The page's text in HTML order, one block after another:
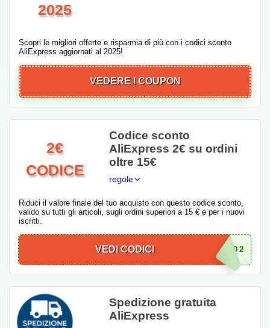
2025
Scopri le migliori offerte e risparmia di più con i codici sconto
AliExpress aggiornati al 2025!
VEDERE I COUPON
2€
CODICE
Codice sconto
AliExpress 2€ su ordini
oltre 15€
regole
Riduci il valore finale del tuo acquisto con questo codice sconto,
valido su tutti gli articoli, sugli ordini superiori a 15 € e per i nuovi
iscritti.
VEDI CODICI FSIT02
Spedizione gratuita
AliExpress